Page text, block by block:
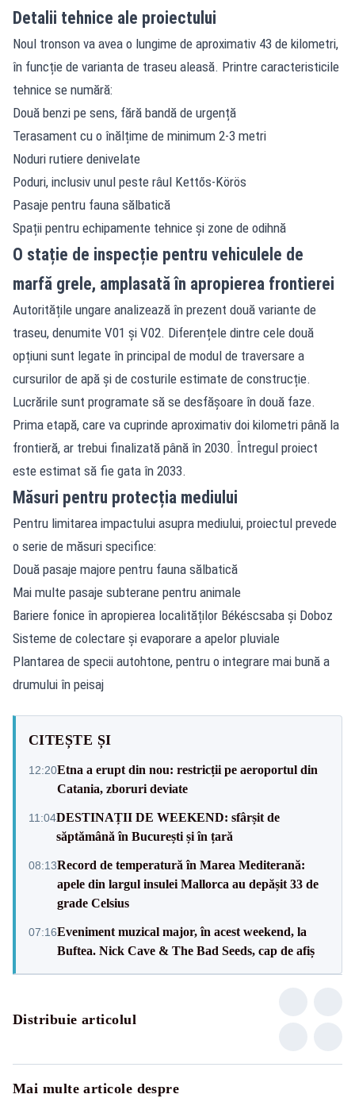
Detalii tehnice ale proiectului
Noul tronson va avea o lungime de aproximativ 43 de kilometri,
în funcție de varianta de traseu aleasă. Printre caracteristicile
tehnice se numără:
Două benzi pe sens, fără bandă de urgență
Terasament cu o înălțime de minimum 2-3 metri
Noduri rutiere denivelate
Poduri, inclusiv unul peste râul Kettős-Körös
Pasaje pentru fauna sălbatică
Spații pentru echipamente tehnice și zone de odihnă
O stație de inspecție pentru vehiculele de
marfă grele, amplasată în apropierea frontierei
Autoritățile ungare analizează în prezent două variante de
traseu, denumite V01 și V02. Diferențele dintre cele două
opțiuni sunt legate în principal de modul de traversare a
cursurilor de apă și de costurile estimate de construcție.
Lucrările sunt programate să se desfășoare în două faze.
Prima etapă, care va cuprinde aproximativ doi kilometri până la
frontieră, ar trebui finalizată până în 2030. Întregul proiect
este estimat să fie gata în 2033.
Măsuri pentru protecția mediului
Pentru limitarea impactului asupra mediului, proiectul prevede
o serie de măsuri specifice:
Două pasaje majore pentru fauna sălbatică
Mai multe pasaje subterane pentru animale
Bariere fonice în apropierea localităților Békéscsaba și Doboz
Sisteme de colectare și evaporare a apelor pluviale
Plantarea de specii autohtone, pentru o integrare mai bună a
drumului în peisaj
CITEȘTE ȘI
12:20Etna a erupt din nou: restricții pe aeroportul din
Catania, zboruri deviate
11:04DESTINAȚII DE WEEKEND: sfârșit de
săptămână în București și în țară
08:13Record de temperatură în Marea Mediterană:
apele din largul insulei Mallorca au depășit 33 de
grade Celsius
07:16Eveniment muzical major, în acest weekend, la
Buftea. Nick Cave & The Bad Seeds, cap de afiș
Distribuie articolul
Mai multe articole despre